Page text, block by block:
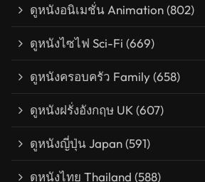
ดูหนังอนิเมชั่น Animation(802)
ดูหนังไซไฟ Sci-Fi (669)
ดูหนังครอบครัว Family(658)
ดูหนังฝรั่งอังกฤษ UK(607)
ดูหนังญี่ปุ่น Japan(591)
ดูหนังไทย Thailand (588)